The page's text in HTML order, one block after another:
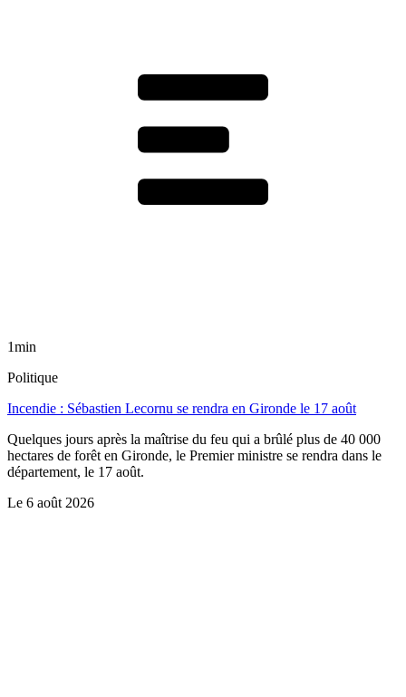
1min
Politique
Incendie : Sébastien Lecornu se rendra en Gironde le 17 août
Quelques jours après la maîtrise du feu qui a brûlé plus de 40 000
hectares de forêt en Gironde, le Premier ministre se rendra dans le
département, le 17 août.
Le 6 août 2026